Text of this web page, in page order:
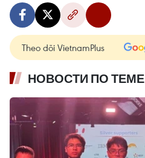
Theo dõi VietnamPlus
НОВОСТИ ПО ТЕМЕ